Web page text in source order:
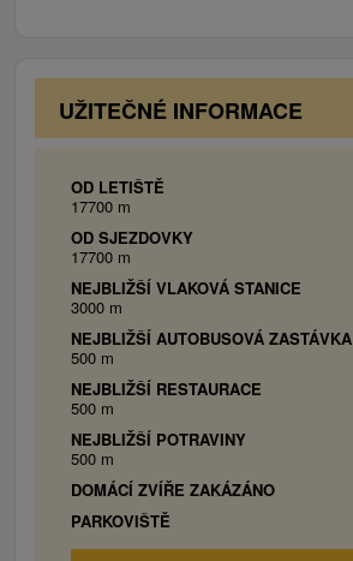
UŽITEČNÉ INFORMACE
OD LETIŠTĚ
17700 m
OD SJEZDOVKY
17700 m
NEJBLIŽŠÍ VLAKOVÁ STANICE
3000 m
NEJBLIŽŠÍ AUTOBUSOVÁ ZASTÁVKA
500 m
NEJBLIŽŠÍ RESTAURACE
500 m
NEJBLIŽŠÍ POTRAVINY
500 m
DOMÁCÍ ZVÍŘE ZAKÁZÁNO
PARKOVIŠTĚ